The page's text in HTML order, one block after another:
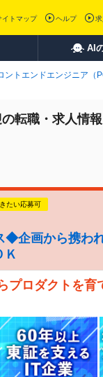
イトマップ ヘルプ
AI
ントエンドエンジニア（
転職・求人情報
たい応募可
◆企画から携わ
プロダクトを